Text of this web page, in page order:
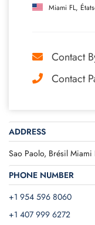
Miami FL,
Contact
Contact
ADDRESS
Sao Paolo, Brésil Miami
PHONE NUMBER
+1 954 596 8060
+1 407 999 6272